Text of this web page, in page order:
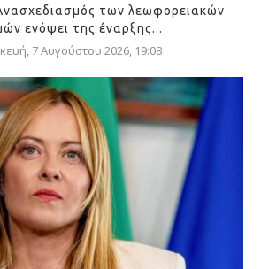
των λεωφορειακών
ενόψει της έναρξης...
7 Αυγούστου 2026, 19:08